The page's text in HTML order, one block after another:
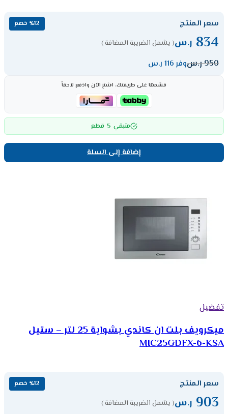
سعر المنتج ٪12 خصم
834 ر.س( يشمل الضريبة المضافة )
950ر.سوفر 116 ر.س
قسّمها على طريقتك، اشترِ الآن وادفع لاحقاً
متبقي 5 قطع
إضافة إلى السلة
تفضيل
ميكرويف بلت ان كاندي بشواية 25 لتر – ستيل
MIC25GDFX-6-KSA
سعر المنتج ٪12 خصم
903 ر.س( يشمل الضريبة المضافة )